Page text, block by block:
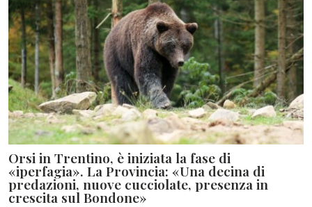
Orsi in Trentino, è iniziata la fase di
«iperfagia». La Provincia: «Una decina di
predazioni, nuove cucciolate, presenza in
crescita sul Bondone»